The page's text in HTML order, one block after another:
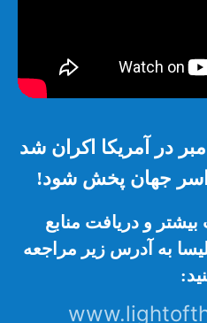
در ۵ سپتامبر در آمریکا اکران شد
جهان پخش شود!
و دریافت منابع
به آدرس زیر مراجعه